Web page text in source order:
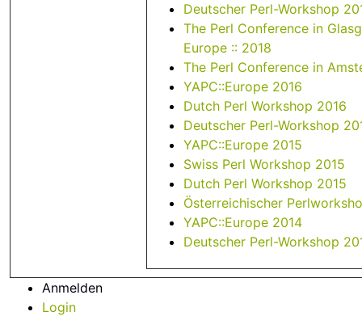
Deutscher Perl-Workshop
The Perl Conference in
Europe :: 2018
The Perl Conference in
YAPC::Europe 2016
Dutch Perl Workshop 2016
Deutscher Perl-Workshop
YAPC::Europe 2015
Swiss Perl Workshop 2015
Dutch Perl Workshop 2015
Österreichischer
YAPC::Europe 2014
Deutscher Perl-Workshop
Anmelden
Login